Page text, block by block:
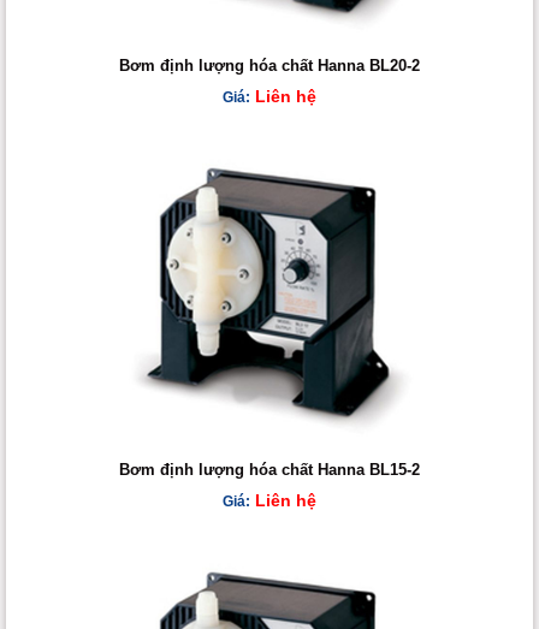
Bơm định lượng hóa chất Hanna BL20-2
Giá: Liên hệ
Bơm định lượng hóa chất Hanna BL15-2
Giá: Liên hệ